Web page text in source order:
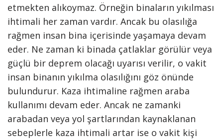
etmekten alıkoymaz. Örneğin binaların yıkılması
ihtimali her zaman vardır. Ancak bu olasılığa
rağmen insan bina içerisinde yaşamaya devam
eder. Ne zaman ki binada çatlaklar görülür veya
güçlü bir deprem olacağı uyarısı verilir, o vakit
insan binanın yıkılma olasılığını göz önünde
bulundurur. Kaza ihtimaline rağmen araba
kullanımı devam eder. Ancak ne zamanki
arabadan veya yol şartlarından kaynaklanan
sebeplerle kaza ihtimali artar ise o vakit kişi